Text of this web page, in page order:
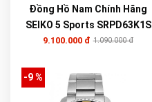
Đồng Hồ Nam Chính Hãng
SEIKO 5 Sports SRPD63K1S
9.100.000 đ 1.090.000 đ
-9 %